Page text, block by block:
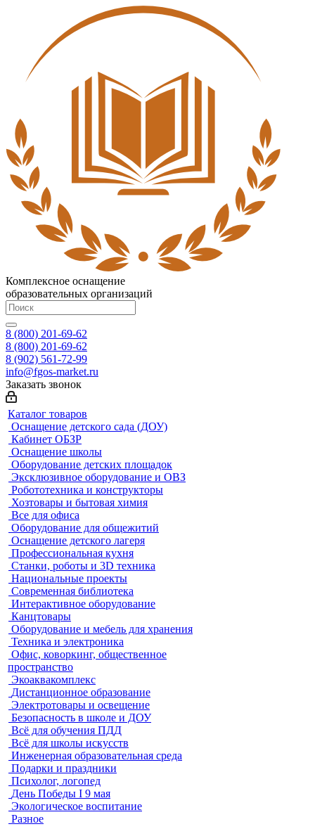
Комплексное оснащение
образовательных организаций
8 (800) 201-69-62
8 (800) 201-69-62
8 (902) 561-72-99
info@fgos-market.ru
Заказать звонок
Каталог товаров
Оснащение детского сада (ДОУ)
Кабинет ОБЗР
Оснащение школы
Оборудование детских площадок
Эксклюзивное оборудование и ОВЗ
Робототехника и конструкторы
Хозтовары и бытовая химия
Все для офиса
Оборудование для общежитий
Оснащение детского лагеря
Профессиональная кухня
Станки, роботы и 3D техника
Национальные проекты
Современная библиотека
Интерактивное оборудование
Канцтовары
Оборудование и мебель для хранения
Техника и электроника
Офис, коворкинг, общественное
пространство
Экоаквакомплекс
Дистанционное образование
Электротовары и освещение
Безопасность в школе и ДОУ
Всё для обучения ПДД
Всё для школы искусств
Инженерная образовательная среда
Подарки и праздники
Психолог, логопед
День Победы I 9 мая
Экологическое воспитание
Разное